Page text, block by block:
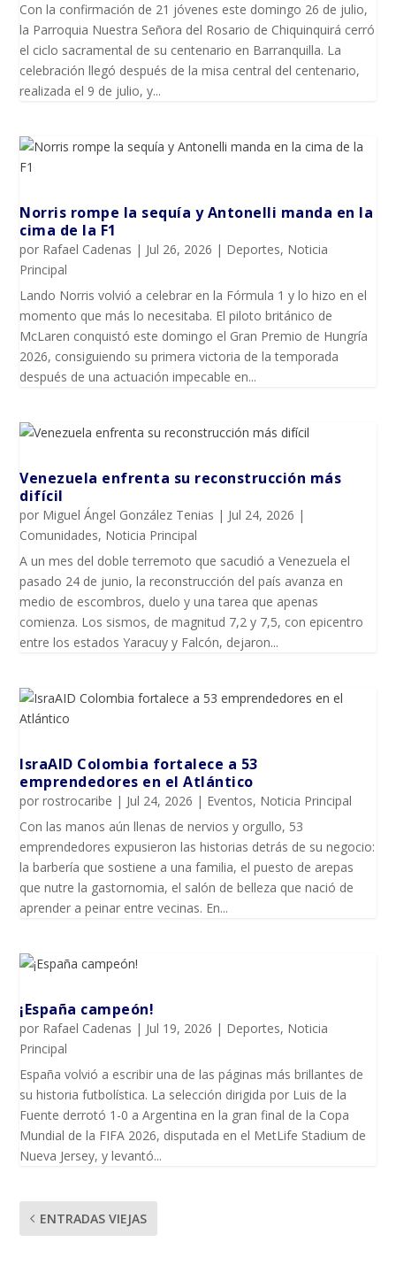
Con la confirmación de 21 jóvenes este domingo 26 de julio,
la Parroquia Nuestra Señora del Rosario de Chiquinquirá cerró
el ciclo sacramental de su centenario en Barranquilla. La
celebración llegó después de la misa central del centenario,
realizada el 9 de julio, y...
Norris rompe la sequía y Antonelli manda en la
cima de la F1
por Rafael Cadenas | Jul 26, 2026 | Deportes, Noticia
Principal
Lando Norris volvió a celebrar en la Fórmula 1 y lo hizo en el
momento que más lo necesitaba. El piloto británico de
McLaren conquistó este domingo el Gran Premio de Hungría
2026, consiguiendo su primera victoria de la temporada
después de una actuación impecable en...
Venezuela enfrenta su reconstrucción más
difícil
por Miguel Ángel González Tenias | Jul 24, 2026 |
Comunidades, Noticia Principal
A un mes del doble terremoto que sacudió a Venezuela el
pasado 24 de junio, la reconstrucción del país avanza en
medio de escombros, duelo y una tarea que apenas
comienza. Los sismos, de magnitud 7,2 y 7,5, con epicentro
entre los estados Yaracuy y Falcón, dejaron...
IsraAID Colombia fortalece a 53
emprendedores en el Atlántico
porrostrocaribe | Jul 24, 2026 | Eventos, Noticia Principal
Con las manos aún llenas de nervios y orgullo, 53
emprendedores expusieron las historias detrás de su negocio:
la barbería que sostiene a una familia, el puesto de arepas
que nutre la gastornomia, el salón de belleza que nació de
aprender a peinar entre vecinas. En...
¡España campeón!
por Rafael Cadenas | Jul 19, 2026 | Deportes, Noticia
Principal
España volvió a escribir una de las páginas más brillantes de
su historia futbolística. La selección dirigida por Luis de la
Fuente derrotó 1-0 a Argentina en la gran final de la Copa
Mundial de la FIFA 2026, disputada en el MetLife Stadium de
Nueva Jersey, y levantó...
ENTRADAS VIEJAS